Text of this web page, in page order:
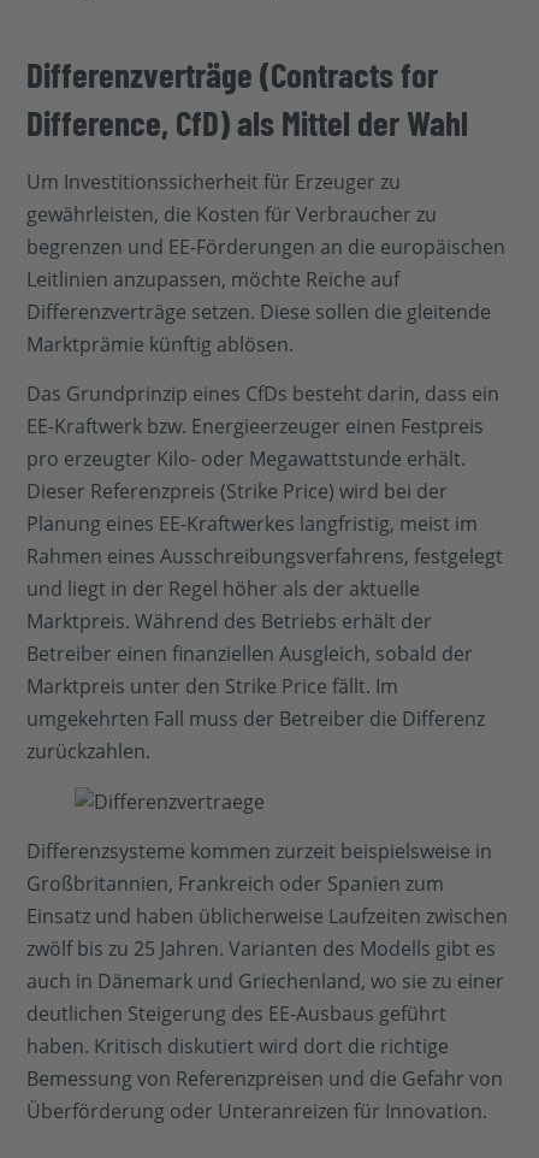
Differenzverträge (Contracts for
Difference, CfD) als Mittel der Wahl
Um Investitionssicherheit für Erzeuger zu
gewährleisten, die Kosten für Verbraucher zu
begrenzen und EE-Förderungen an die europäischen
Leitlinien anzupassen, möchte Reiche auf
Differenzverträge setzen. Diese sollen die gleitende
Marktprämie künftig ablösen.
Das Grundprinzip eines CfDs besteht darin, dass ein
EE-Kraftwerk bzw. Energieerzeuger einen Festpreis
pro erzeugter Kilo- oder Megawattstunde erhält.
Dieser Referenzpreis (Strike Price) wird bei der
Planung eines EE-Kraftwerkes langfristig, meist im
Rahmen eines Ausschreibungsverfahrens, festgelegt
und liegt in der Regel höher als der aktuelle
Marktpreis. Während des Betriebs erhält der
Betreiber einen finanziellen Ausgleich, sobald der
Marktpreis unter den Strike Price fällt. Im
umgekehrten Fall muss der Betreiber die Differenz
zurückzahlen.
Differenzsysteme kommen zurzeit beispielsweise in
Großbritannien, Frankreich oder Spanien zum
Einsatz und haben üblicherweise Laufzeiten zwischen
zwölf bis zu 25 Jahren. Varianten des Modells gibt es
auch in Dänemark und Griechenland, wo sie zu einer
deutlichen Steigerung des EE-Ausbaus geführt
haben. Kritisch diskutiert wird dort die richtige
Bemessung von Referenzpreisen und die Gefahr von
Überförderung oder Unteranreizen für Innovation.